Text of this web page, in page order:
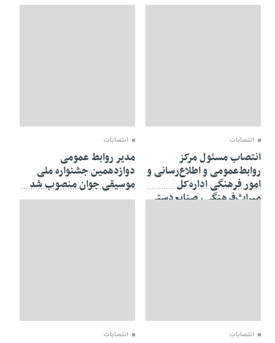
انتصابات
انتصاب مسئول مرکز
روابط‌عمومی و اطلاع‌رسانی و
امور فرهنگی اداره‌کل
میراث‌فرهنگی، صنایع‌دستی
انتصابات
مدیر روابط عمومی
دوازدهمین جشنواره ملی
موسیقی جوان منصوب شد
انتصابات انتصابات